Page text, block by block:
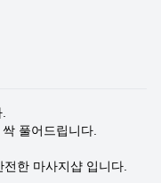
풀어드립니다.
한 마사지샵 입니다.